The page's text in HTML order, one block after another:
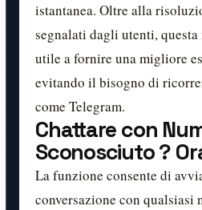
istantanea. Oltre alla
segnalati dagli utenti,
utile a fornire una migliore
evitando il bisogno di
come Telegram.
Chattare con
Sconosciuto ?
La funzione consente di
conversazione con qualsiasi